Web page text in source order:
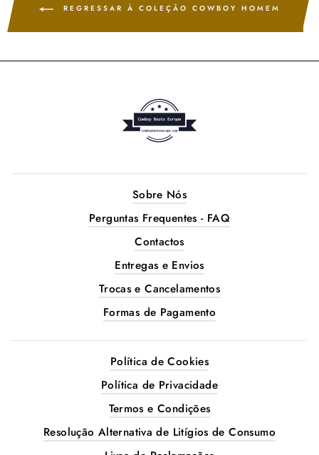
REGRESSAR À COLEÇÃO COWBOY HOMEM
Sobre Nós
Perguntas Frequentes - FAQ
Contactos
Entregas e Envios
Trocas e Cancelamentos
Formas de Pagamento
Política de Cookies
Política de Privacidade
Termos e Condições
Resolução Alternativa de Litígios de Consumo